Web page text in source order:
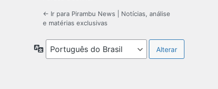
← Ir para Pirambu News | Notícias, análise
e matérias exclusivas
Idioma